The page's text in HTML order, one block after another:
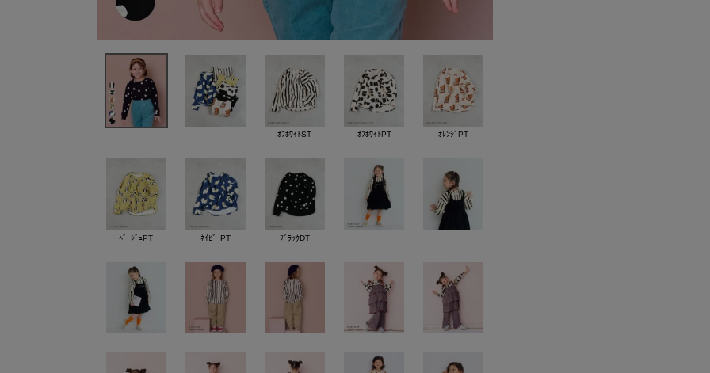
ｵﾌﾎﾜｲﾄST ｵﾌﾎﾜｲﾄPT ｵﾚﾝｼﾞPT
ﾍﾞｰｼﾞｭPT ﾈｲﾋﾞｰPT ﾌﾞﾗｯｸDT